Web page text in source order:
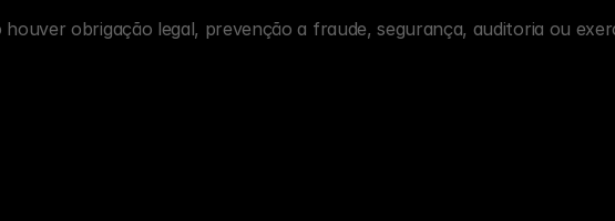
obrigação legal, prevenção a fraude, segurança, auditoria ou